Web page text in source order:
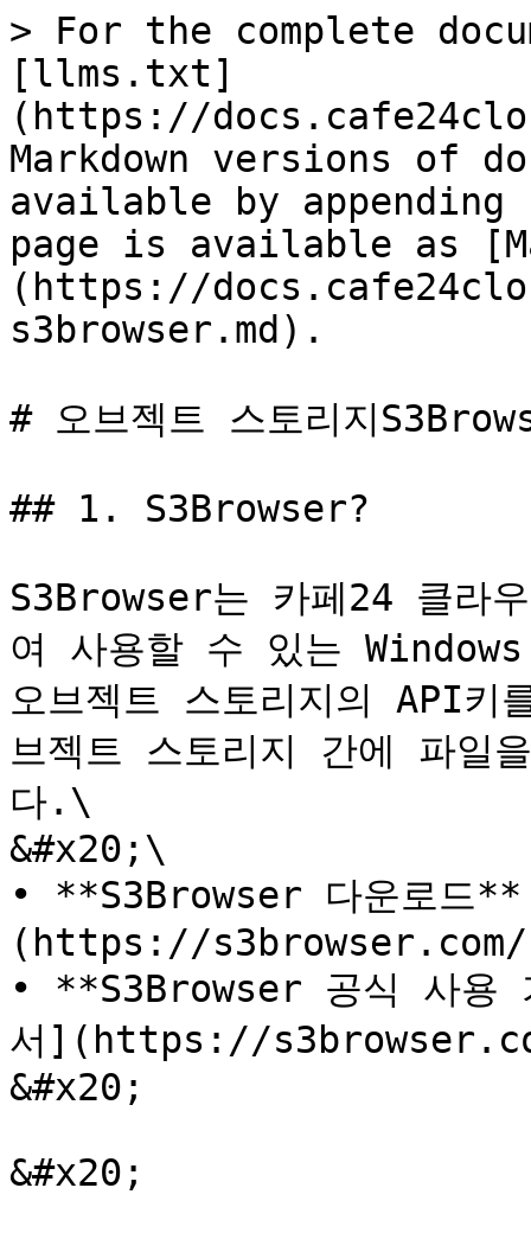
> For the complete
[llms.txt]
(https://
Markdown versions of
available by
page is available as
(https://
s3browser.md).
# 오브젝트 스토리지
## 1. S3Browser?
S3Browser는 카페24 클라
여 사용할 수 있는
오브젝트 스토리지의 API
브젝트 스토리지 간에 파일
다.\
&#x20;\
• **S3Browser 다운로드
(https://
• **S3Browser 공식 사
서](https://
&#x20;
&#x20;